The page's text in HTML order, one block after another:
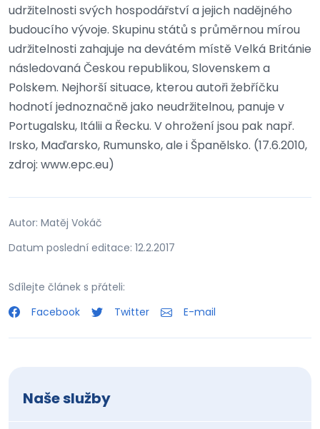
udržitelnosti svých hospodářství a jejich nadějného
budoucího vývoje. Skupinu států s průměrnou mírou
udržitelnosti zahajuje na devátém místě Velká Británie
následovaná Českou republikou, Slovenskem a
Polskem. Nejhorší situace, kterou autoři žebříčku
hodnotí jednoznačně jako neudržitelnou, panuje v
Portugalsku, Itálii a Řecku. V ohrožení jsou pak např.
Irsko, Maďarsko, Rumunsko, ale i Španělsko. (17.6.2010,
zdroj: www.epc.eu)
Autor: Matěj Vokáč
Datum poslední editace: 12.2.2017
Sdílejte článek s přáteli:
Facebook
Twitter E-mail
Naše služby